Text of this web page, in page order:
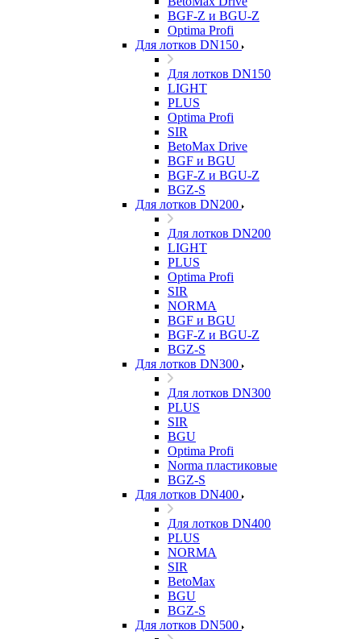
BGF-Z и BGU-Z
Optima Profi
Для лотков DN150
Для лотков DN150
LIGHT
PLUS
Optima Profi
SIR
BetoMax Drive
BGF и BGU
BGF-Z и BGU-Z
BGZ-S
Для лотков DN200
Для лотков DN200
LIGHT
PLUS
Optima Profi
SIR
NORMA
BGF и BGU
BGF-Z и BGU-Z
BGZ-S
Для лотков DN300
Для лотков DN300
PLUS
SIR
BGU
Optima Profi
Norma пластиковые
BGZ-S
Для лотков DN400
Для лотков DN400
PLUS
NORMA
SIR
BetoMax
BGU
BGZ-S
Для лотков DN500